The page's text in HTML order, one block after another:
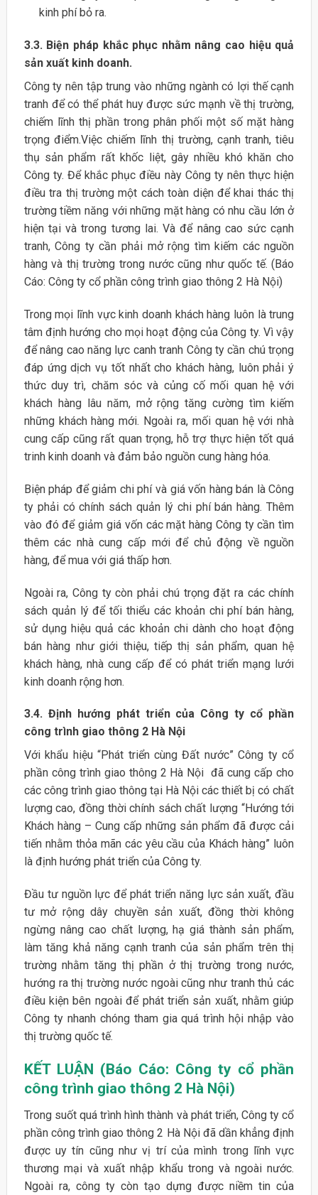
kinh phí bỏ ra.
3.3. Biện pháp khắc phục nhằm nâng cao hiệu quả
sản xuất kinh doanh.
Công ty nên tập trung vào những ngành có lợi thế cạnh
tranh để có thể phát huy được sức mạnh về thị trường,
chiếm lĩnh thị phần trong phân phối một số mặt hàng
trọng điểm.Việc chiếm lĩnh thị trường, cạnh tranh, tiêu
thụ sản phẩm rất khốc liệt, gây nhiều khó khăn cho
Công ty. Để khắc phục điều này Công ty nên thực hiện
điều tra thị trường một cách toàn diện để khai thác thị
trường tiềm năng với những mặt hàng có nhu cầu lớn ở
hiện tại và trong tương lai. Và để nâng cao sức cạnh
tranh, Công ty cần phải mở rộng tìm kiếm các nguồn
hàng và thị trường trong nước cũng như quốc tế. (Báo
Cáo: Công ty cổ phần công trình giao thông 2 Hà Nội)
Trong mọi lĩnh vực kinh doanh khách hàng luôn là trung
tâm định hướng cho mọi hoạt động của Công ty. Vì vậy
để nâng cao năng lực canh tranh Công ty cần chú trọng
đáp ứng dịch vụ tốt nhất cho khách hàng, luôn phải ý
thức duy trì, chăm sóc và củng cố mối quan hệ với
khách hàng lâu năm, mở rộng tăng cường tìm kiếm
những khách hàng mới. Ngoài ra, mối quan hệ với nhà
cung cấp cũng rất quan trọng, hỗ trợ thực hiện tốt quá
trinh kinh doanh và đảm bảo nguồn cung hàng hóa.
Biện pháp để giảm chi phí và giá vốn hàng bán là Công
ty phải có chính sách quản lý chi phí bán hàng. Thêm
vào đó để giảm giá vốn các mặt hàng Công ty cần tìm
thêm các nhà cung cấp mới để chủ động về nguồn
hàng, để mua với giá thấp hơn.
Ngoài ra, Công ty còn phải chú trọng đặt ra các chính
sách quản lý để tối thiểu các khoản chi phí bán hàng,
sử dụng hiệu quả các khoản chi dành cho hoạt động
bán hàng như giới thiệu, tiếp thị sản phẩm, quan hệ
khách hàng, nhà cung cấp để có phát triển mạng lưới
kinh doanh rộng hơn.
3.4. Định hướng phát triển của Công ty cổ phần
công trình giao thông 2 Hà Nội
Với khẩu hiệu “Phát triển cùng Đất nước” Công ty cổ
phần công trình giao thông 2 Hà Nội đã cung cấp cho
các công trình giao thông tại Hà Nội các thiết bị có chất
lượng cao, đồng thời chính sách chất lượng “Hướng tới
Khách hàng – Cung cấp những sản phẩm đã được cải
tiến nhằm thỏa mãn các yêu cầu của Khách hàng” luôn
là định hướng phát triển của Công ty.
Đầu tư nguồn lực để phát triển năng lực sản xuất, đầu
tư mở rộng dây chuyền sản xuất, đồng thời không
ngừng nâng cao chất lượng, hạ giá thành sản phẩm,
làm tăng khả năng cạnh tranh của sản phẩm trên thị
trường nhằm tăng thị phần ở thị trường trong nước,
hướng ra thị trường nước ngoài cũng như tranh thủ các
điều kiện bên ngoài để phát triển sản xuất, nhằm giúp
Công ty nhanh chóng tham gia quá trình hội nhập vào
thị trường quốc tế.
KẾT LUẬN (Báo Cáo: Công ty cổ phần
công trình giao thông 2 Hà Nội)
Trong suốt quá trình hình thành và phát triển, Công ty cổ
phần công trình giao thông 2 Hà Nội đã dần khẳng định
được uy tín cũng như vị trí của mình trong lĩnh vực
thương mại và xuất nhập khẩu trong và ngoài nước.
Ngoài ra, công ty còn tạo dựng được niềm tin của